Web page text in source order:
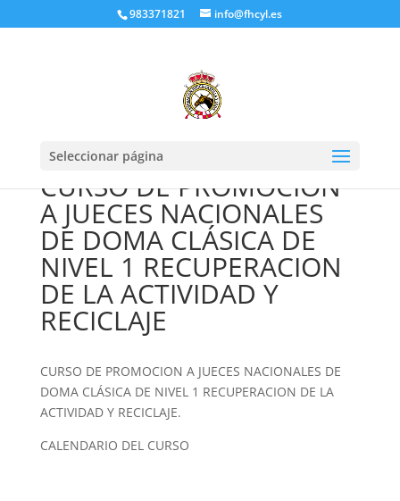
983371821 info@fhcyl.es
Seleccionar página
CURSO DE PROMOCION
A JUECES NACIONALES
DE DOMA CLÁSICA DE
NIVEL 1 RECUPERACION
DE LA ACTIVIDAD Y
RECICLAJE
CURSO DE PROMOCION A JUECES NACIONALES DE
DOMA CLÁSICA DE NIVEL 1 RECUPERACION DE LA
ACTIVIDAD Y RECICLAJE.
CALENDARIO DEL CURSO